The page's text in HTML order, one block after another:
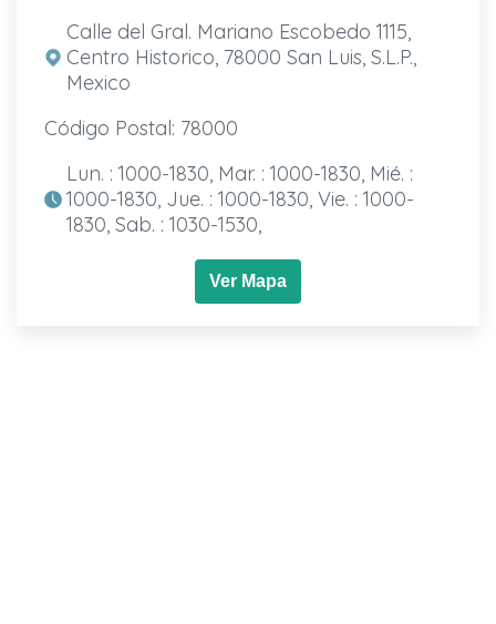
Calle del Gral. Mariano Escobedo 1115,
Centro Historico, 78000 San Luis, S.L.P.,
Mexico
Código Postal: 78000
Lun. : 1000-1830, Mar. : 1000-1830, Mié. :
1000-1830, Jue. : 1000-1830, Vie. : 1000-
1830, Sab. : 1030-1530,
Ver Mapa